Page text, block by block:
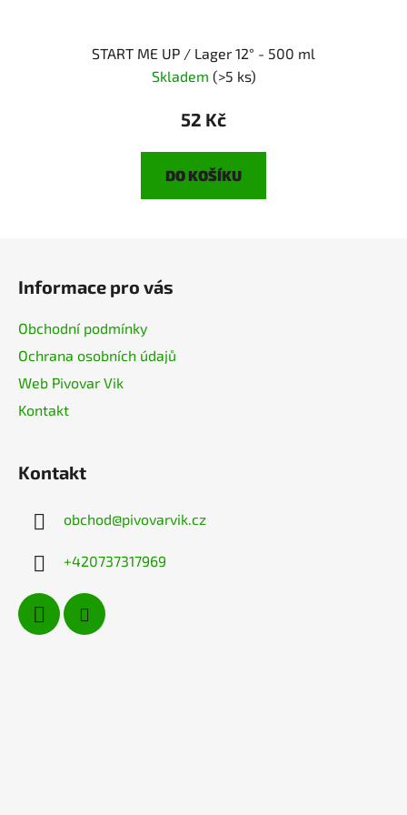
START ME UP / Lager 12° - 500 ml
Skladem (>5 ks)
52 Kč
DO KOŠÍKU
Informace pro vás
Obchodní podmínky
Ochrana osobních údajů
Web Pivovar Vik
Kontakt
Kontakt
obchod@pivovarvik.cz
+420737317969